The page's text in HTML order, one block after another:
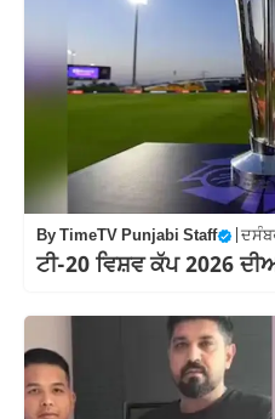
ByTimeTV Punjabi Staff
ਟੀ-20 ਵਿਸ਼ਵ ਕੱਪ 2026